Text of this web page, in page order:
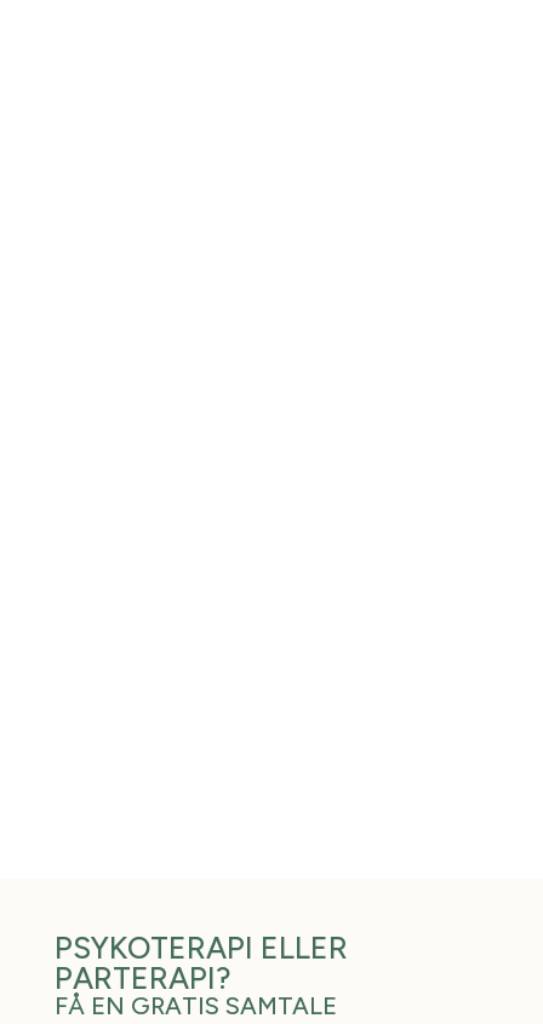
PSYKOTERAPI ELLER
PARTERAPI?
FÅ EN GRATIS SAMTALE